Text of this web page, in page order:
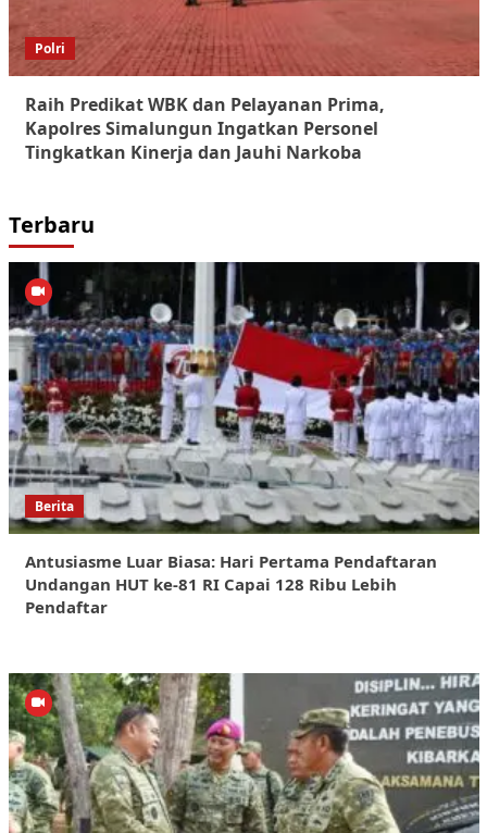
Polri
Raih Predikat WBK dan Pelayanan Prima,
Kapolres Simalungun Ingatkan Personel
Tingkatkan Kinerja dan Jauhi Narkoba
Terbaru
Berita
Antusiasme Luar Biasa: Hari Pertama Pendaftaran
Undangan HUT ke-81 RI Capai 128 Ribu Lebih
Pendaftar